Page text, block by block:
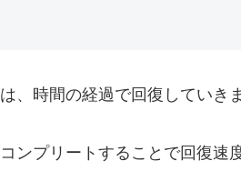
、時間の経過で回復していき
ンプリートすることで回復速